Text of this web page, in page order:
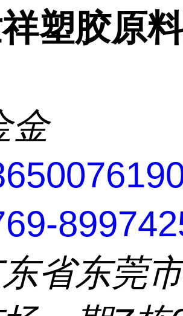
塑胶原
金
省东莞